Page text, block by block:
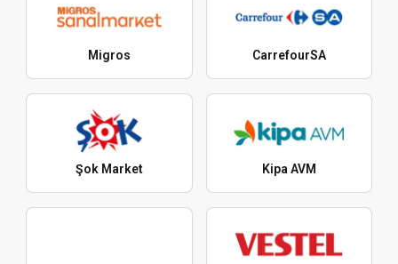
Migros CarrefourSA
Şok Market Kipa AVM